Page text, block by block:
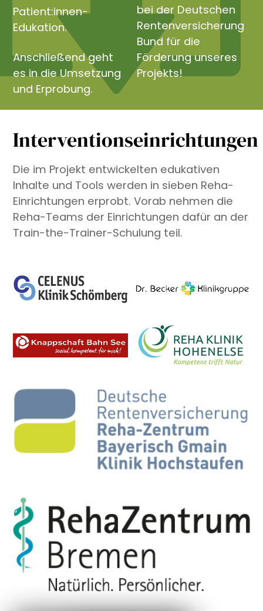
Patient:innen-
Edukation.
Anschließend geht
es in die Umsetzung
und Erprobung.
bei der Deutschen
Rentenversicherung
Bund für die
Förderung unseres
Projekts!
Interventionseinrichtungen
Die im Projekt entwickelten edukativen
Inhalte und Tools werden in sieben Reha-
Einrichtungen erprobt. Vorab nehmen die
Reha-Teams der Einrichtungen dafür an der
Train-the-Trainer-Schulung teil.